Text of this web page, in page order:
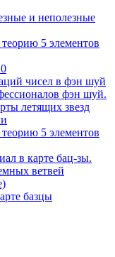
и неполезные
5 элементов
чисел в фэн шуй
фэн шуй.
летящих звезд
5 элементов
в карте бац-зы.
ветвей
базцы